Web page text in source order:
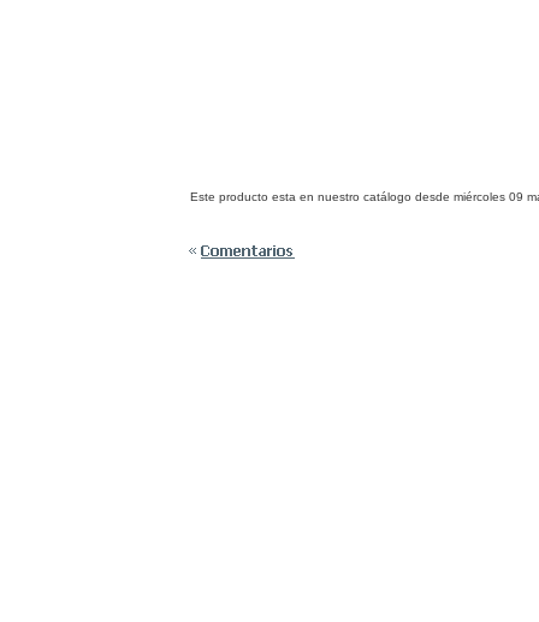
Este producto esta en nuestro catálogo desde miércoles 09